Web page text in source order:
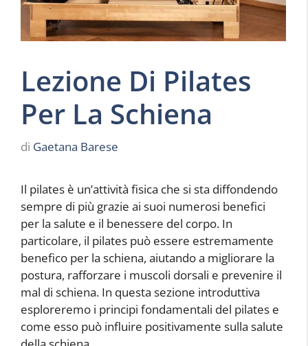
Lezione Di Pilates
Per La Schiena
di Gaetana Barese
Il pilates è un’attività fisica che si sta diffondendo
sempre di più grazie ai suoi numerosi benefici
per la salute e il benessere del corpo. In
particolare, il pilates può essere estremamente
benefico per la schiena, aiutando a migliorare la
postura, rafforzare i muscoli dorsali e prevenire il
mal di schiena. In questa sezione introduttiva
esploreremo i principi fondamentali del pilates e
come esso può influire positivamente sulla salute